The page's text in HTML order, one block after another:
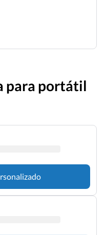
para portátil